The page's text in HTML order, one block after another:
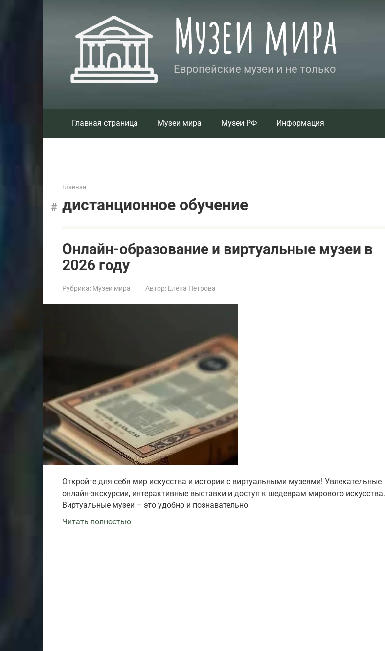
Музеи мира
Европейские музеи и не только
Главная страница Музеи мира Музеи РФ Информация
Главная
дистанционное обучение
Онлайн-образование и виртуальные музеи в
2026 году
Рубрика: Музеи мира Автор: Елена Петрова
Откройте для себя мир искусства и истории с виртуальными музеями! Увлекательные
онлайн-экскурсии, интерактивные выставки и доступ к шедеврам мирового искусства.
Виртуальные музеи – это удобно и познавательно!
Читать полностью